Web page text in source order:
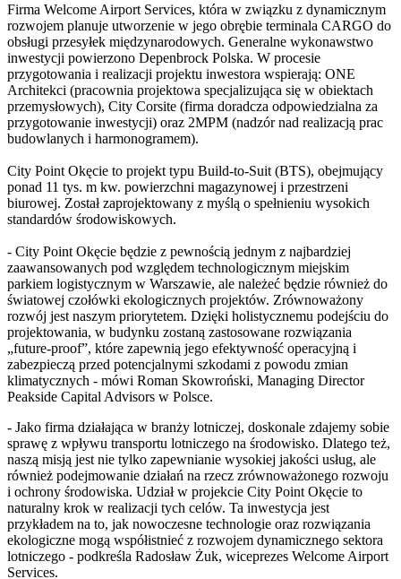
Firma Welcome Airport Services, która w związku z dynamicznym
rozwojem planuje utworzenie w jego obrębie terminala CARGO do
obsługi przesyłek międzynarodowych. Generalne wykonawstwo
inwestycji powierzono Depenbrock Polska. W procesie
przygotowania i realizacji projektu inwestora wspierają: ONE
Architekci (pracownia projektowa specjalizująca się w obiektach
przemysłowych), City Corsite (firma doradcza odpowiedzialna za
przygotowanie inwestycji) oraz 2MPM (nadzór nad realizacją prac
budowlanych i harmonogramem).
City Point Okęcie to projekt typu Build-to-Suit (BTS), obejmujący
ponad 11 tys. m kw. powierzchni magazynowej i przestrzeni
biurowej. Został zaprojektowany z myślą o spełnieniu wysokich
standardów środowiskowych.
- City Point Okęcie będzie z pewnością jednym z najbardziej
zaawansowanych pod względem technologicznym miejskim
parkiem logistycznym w Warszawie, ale należeć będzie również do
światowej czołówki ekologicznych projektów. Zrównoważony
rozwój jest naszym priorytetem. Dzięki holistycznemu podejściu do
projektowania, w budynku zostaną zastosowane rozwiązania
„future-proof”, które zapewnią jego efektywność operacyjną i
zabezpieczą przed potencjalnymi szkodami z powodu zmian
klimatycznych - mówi Roman Skowroński, Managing Director
Peakside Capital Advisors w Polsce.
- Jako firma działająca w branży lotniczej, doskonale zdajemy sobie
sprawę z wpływu transportu lotniczego na środowisko. Dlatego też,
naszą misją jest nie tylko zapewnianie wysokiej jakości usług, ale
również podejmowanie działań na rzecz zrównoważonego rozwoju
i ochrony środowiska. Udział w projekcie City Point Okęcie to
naturalny krok w realizacji tych celów. Ta inwestycja jest
przykładem na to, jak nowoczesne technologie oraz rozwiązania
ekologiczne mogą współistnieć z rozwojem dynamicznego sektora
lotniczego - podkreśla Radosław Żuk, wiceprezes Welcome Airport
Services.